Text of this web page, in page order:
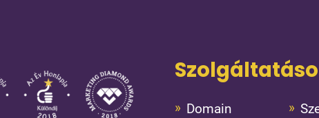
Domain